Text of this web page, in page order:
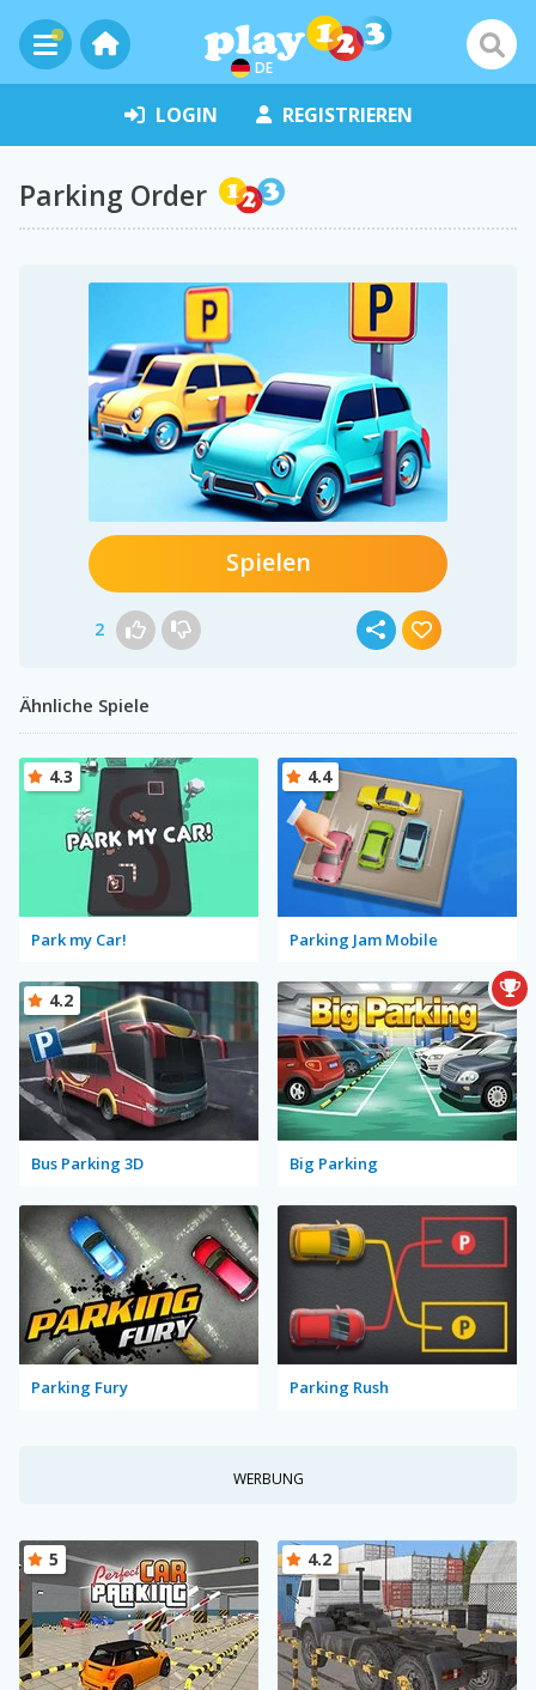
DE
LOGIN REGISTRIEREN
Parking Order
Spielen
2
Ähnliche Spiele
Park my Car!
4.3
Parking Jam Mobile
4.4
Bus Parking 3D
4.2
Big Parking
Parking Fury Parking Rush
WERBUNG
5 4.2